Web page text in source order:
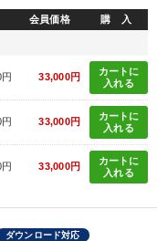
会員価格 購 入
33,000円
カートに
入れる
33,000円
カートに
入れる
33,000円
カートに
入れる
ダウンロード対応